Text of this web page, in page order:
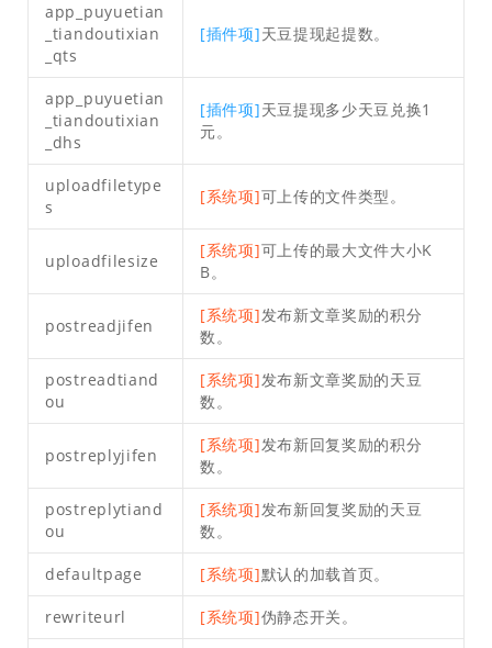
app_puyuetian
_tiandoutixian
_qts
[插件项]天豆提现起提数。
app_puyuetian
_tiandoutixian
_dhs
[插件项]天豆提现多少天豆兑换1
元。
uploadfiletype
s
[系统项]可上传的文件类型。
uploadfilesize
[系统项]可上传的最大文件大小K
B。
postreadjifen
[系统项]发布新文章奖励的积分
数。
postreadtiand
ou
[系统项]发布新文章奖励的天豆
数。
postreplyjifen
[系统项]发布新回复奖励的积分
数。
postreplytiand
ou
[系统项]发布新回复奖励的天豆
数。
defaultpage [系统项]默认的加载首页。
rewriteurl [系统项]伪静态开关。